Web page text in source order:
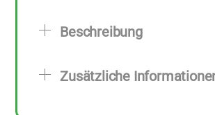
Stück
Beschreibung
Zusätzliche